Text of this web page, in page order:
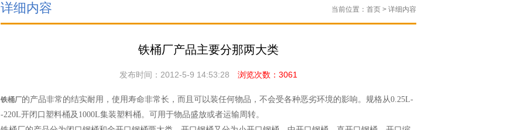
详细内容 当前位置：首页 > 详细内容
铁桶厂产品主要分那两大类
发布时间：2012-5-9 14:53:28 浏览次数：3061
铁桶厂的产品非常的结实耐用，使用寿命非常长，而且可以装任何物品，不会受各种恶劣环境的影响。规格从0.25L-
-220L开闭口塑料桶及1000L集装塑料桶。可用于物品盛放或者运输周转。